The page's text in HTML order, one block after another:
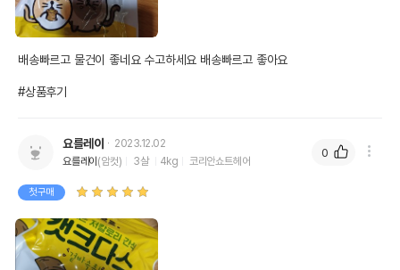
배송빠르고 물건이 좋네요 수고하세요 배송빠르고 좋아요
#상품후기
요를레이
2023.12.02
요를레이 (암컷) 3살 4kg 코리안쇼트헤어
첫구매
0